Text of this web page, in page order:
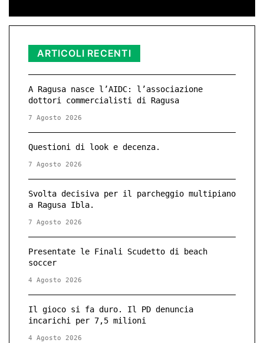
ARTICOLI RECENTI
A Ragusa nasce l’AIDC: l’associazione
dottori commercialisti di Ragusa
7 Agosto 2026
Questioni di look e decenza.
7 Agosto 2026
Svolta decisiva per il parcheggio multipiano
a Ragusa Ibla.
7 Agosto 2026
Presentate le Finali Scudetto di beach
soccer
4 Agosto 2026
Il gioco si fa duro. Il PD denuncia
incarichi per 7,5 milioni
4 Agosto 2026